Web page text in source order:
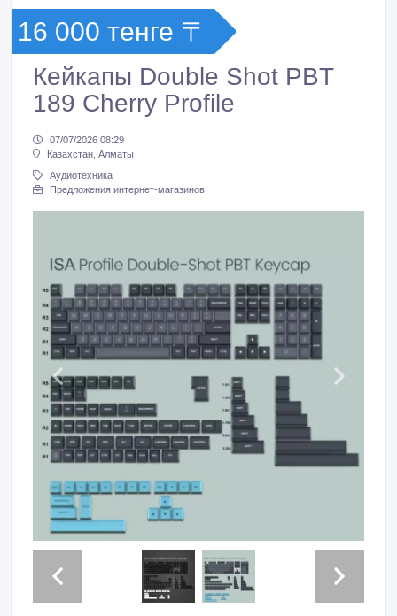
16 000 тенге 〒
Кейкапы Double Shot PBT
189 Cherry Profile
07/07/2026 08:29
Казахстан, Алматы
Аудиотехника
Предложения интернет-магазинов